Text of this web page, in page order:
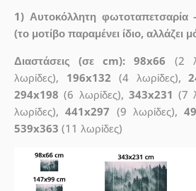
1) Αυτοκόλλητη φωτοταπετσαρία
(το μοτίβο παραμένει ίδιο, αλλάζει
Διαστάσεις (σε cm): 98x66 (2
λωρίδες), 196x132 (4 λωρίδες),
294x198 (6 λωρίδες), 343x231 (7
λωρίδες),441x297 (9 λωρίδες),
539x363 (11 λωρίδες)